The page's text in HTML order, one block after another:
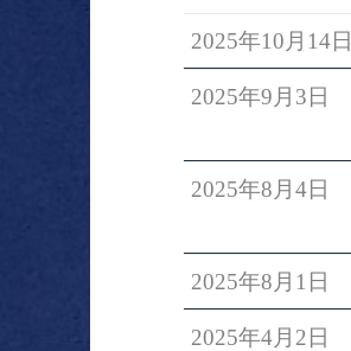
2025年10月14日
2025年9月3日
2025年8月4日
2025年8月1日
2025年4月2日